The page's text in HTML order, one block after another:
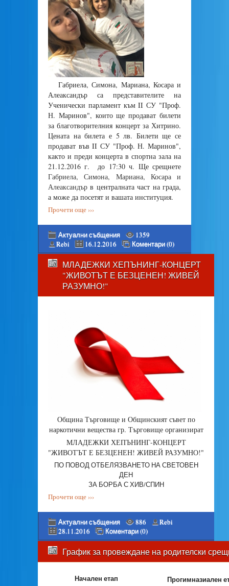
Габриела, Симона, Мариана, Косара и
Алеаксандър са представителите на
Ученически парламент към II СУ "Проф.
Н. Маринов", които ще продават билети
за благотворителния концерт за Хитрино.
Цената на билета е 5 лв. Билети ще се
продават във II СУ "Проф. Н. Маринов",
както и преди концерта в спортна зала на
21.12.2016 г. до 17:30 ч. Ще срещнете
Габриела, Симона, Мариана, Косара и
Алеаксандър в централната част на града,
а може да посетят и вашата институция.
Прочети още ›››
Актуални събщения
1359
Rebi
16.12.2016 Коментари (0)
МЛАДЕЖКИ ХЕПЪНИНГ-КОНЦЕРТ
"ЖИВОТЪТ Е БЕЗЦЕНЕН! ЖИВЕЙ
РАЗУМНО!"
Община Търговище и Общинският съвет по
наркотични вещества гр. Търговище организират
МЛАДЕЖКИ ХЕПЪНИНГ-КОНЦЕРТ
"ЖИВОТЪТ Е БЕЗЦЕНЕН! ЖИВЕЙ РАЗУМНО!"
ПО ПОВОД ОТБЕЛЯЗВАНЕТО НА СВЕТОВЕН
ДЕН
ЗА БОРБА С ХИВ/СПИН
Прочети още ›››
Актуални събщения 886
Rebi
28.11.2016
Коментари (0)
График за провеждане на родителски
Начален етап Прогимназиален